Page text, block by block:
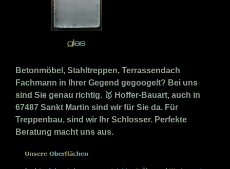
Betonmöbel, Stahltreppen, Terrassendach
Fachmann in Ihrer Gegend gegoogelt? Bei uns
sind Sie genau richtig. 🥇 Hoffer-Bauart, auch in
67487 Sankt Martin sind wir für Sie da. Für
Treppenbau, sind wir Ihr Schlosser. Perfekte
Beratung macht uns aus.